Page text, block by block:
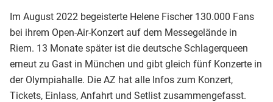
Im August 2022 begeisterte Helene Fischer 130.000 Fans
bei ihrem Open-Air-Konzert auf dem Messegelände in
Riem. 13 Monate später ist die deutsche Schlagerqueen
erneut zu Gast in München und gibt gleich fünf Konzerte in
der Olympiahalle. Die AZ hat alle Infos zum Konzert,
Tickets, Einlass, Anfahrt und Setlist zusammengefasst.